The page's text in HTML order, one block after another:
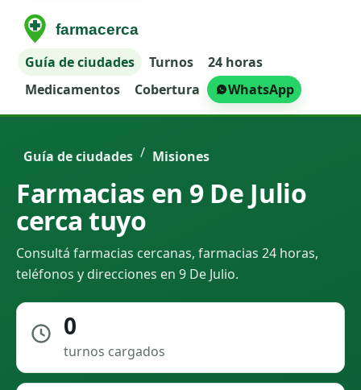
Guía de ciudades Turnos
24 horas
Medicamentos
Cobertura WhatsApp
Guía de ciudades / Misiones
Farmacias en 9 De Julio
cerca tuyo
Consultá farmacias cercanas, farmacias 24 horas,
teléfonos y direcciones en 9 De Julio.
0
turnos cargados